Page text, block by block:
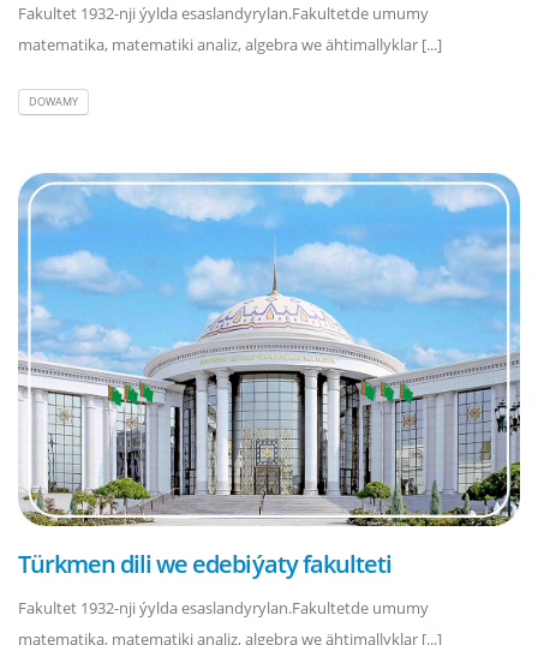
Fakultet 1932-nji ýylda esaslandyrylan.Fakultetde umumy
matematika, matematiki analiz, algebra we ähtimallyklar [...]
DOWAMY
Türkmen dili we edebiýaty fakulteti
Fakultet 1932-nji ýylda esaslandyrylan.Fakultetde umumy
matematika, matematiki analiz, algebra we ähtimallyklar [...]